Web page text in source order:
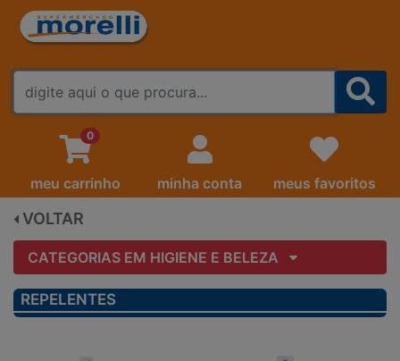
FALE CONOSCO
0
meu carrinho minha conta meus favoritos
VOLTAR
CATEGORIAS EM HIGIENE E BELEZA
REPELENTES